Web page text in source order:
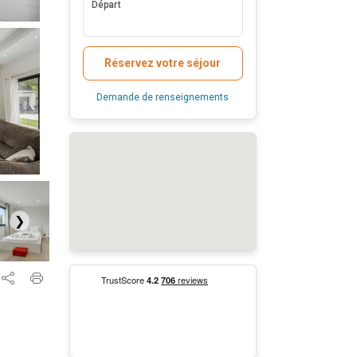
❯
Départ
Réservez votre séjour
Demande de renseignements